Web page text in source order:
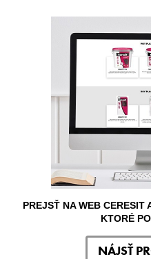
PREJSŤ NA WEB CERESIT
KTORÉ
NÁJSŤ